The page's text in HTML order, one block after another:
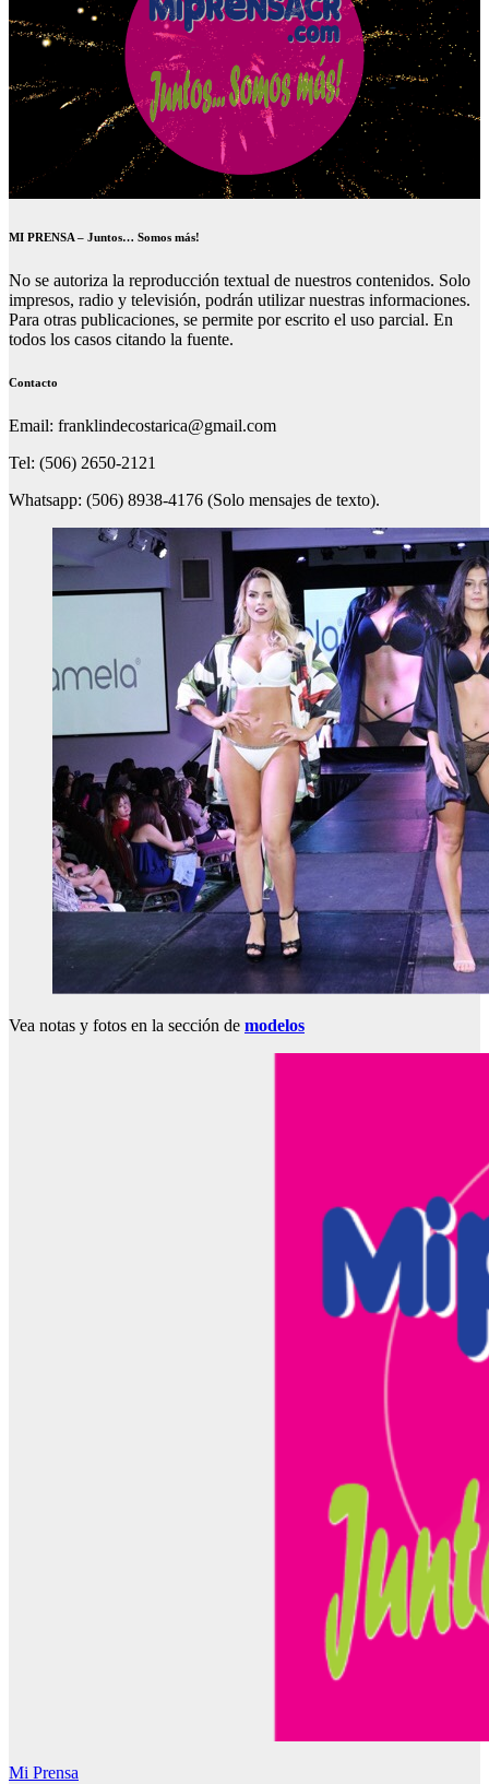
MI PRENSA – Juntos… Somos más!
No se autoriza la reproducción textual de nuestros contenidos. Solo
impresos, radio y televisión, podrán utilizar nuestras informaciones.
Para otras publicaciones, se permite por escrito el uso parcial. En
todos los casos citando la fuente.
Contacto
Email: franklindecostarica@gmail.com
Tel: (506) 2650-2121
Whatsapp: (506) 8938-4176 (Solo mensajes de texto).
Vea notas y fotos en la sección de modelos
Mi Prensa